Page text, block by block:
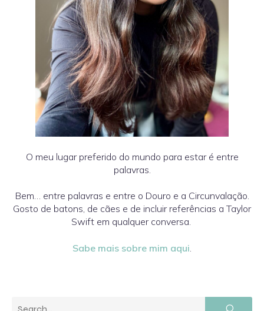
O meu lugar preferido do mundo para estar é entre
palavras.
Bem… entre palavras e entre o Douro e a Circunvalação.
Gosto de batons, de cães e de incluir referências a Taylor
Swift em qualquer conversa.
Sabe mais sobre mim aqui.